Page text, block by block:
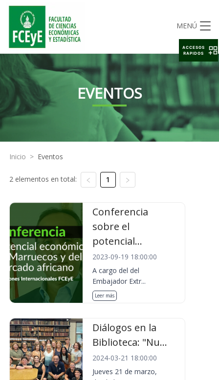
MENÚ
EVENTOS
Inicio > Eventos
2 elementos en total: 1
Conferencia
sobre el
potencial...
2023-09-19 18:00:00
A cargo del del
Embajador Extr...
Leer más
Diálogos en la
Biblioteca: "Nu...
2024-03-21 18:00:00
Jueves 21 de marzo,
ACCESOS
RAPIDOS